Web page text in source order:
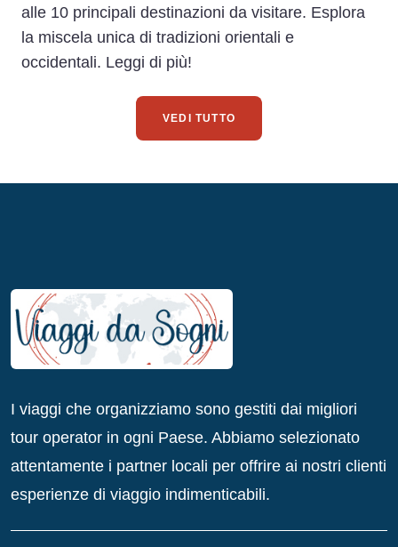
alle 10 principali destinazioni da visitare. Esplora
la miscela unica di tradizioni orientali e
occidentali. Leggi di più!
VEDI TUTTO
I viaggi che organizziamo sono gestiti dai migliori
tour operator in ogni Paese. Abbiamo selezionato
attentamente i partner locali per offrire ai nostri clienti
esperienze di viaggio indimenticabili.